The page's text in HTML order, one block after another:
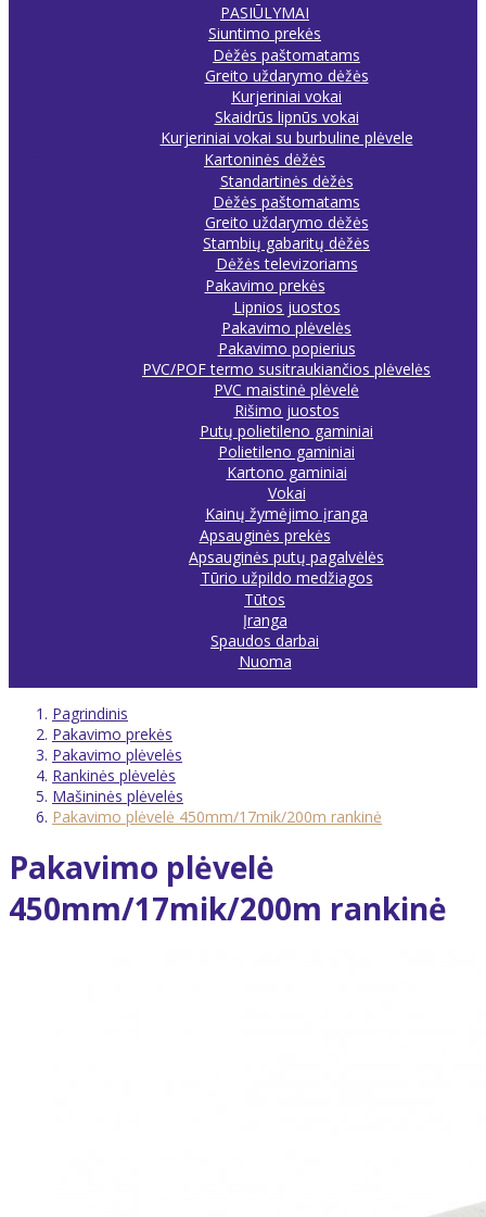
PASIŪLYMAI
Siuntimo prekės
Dėžės paštomatams
Greito uždarymo dėžės
Kurjeriniai vokai
Skaidrūs lipnūs vokai
Kurjeriniai vokai su burbuline plėvele
Kartoninės dėžės
Standartinės dėžės
Dėžės paštomatams
Greito uždarymo dėžės
Stambių gabaritų dėžės
Dėžės televizoriams
Pakavimo prekės
Lipnios juostos
Pakavimo plėvelės
Pakavimo popierius
PVC/POF termo susitraukiančios plėvelės
PVC maistinė plėvelė
Rišimo juostos
Putų polietileno gaminiai
Polietileno gaminiai
Kartono gaminiai
Vokai
Kainų žymėjimo įranga
Apsauginės prekės
Apsauginės putų pagalvėlės
Tūrio užpildo medžiagos
Tūtos
Įranga
Spaudos darbai
Nuoma
Pagrindinis
Pakavimo prekės
Pakavimo plėvelės
Rankinės plėvelės
Mašininės plėvelės
Pakavimo plėvelė 450mm/17mik/200m rankinė
Pakavimo plėvelė
450mm/17mik/200m rankinė